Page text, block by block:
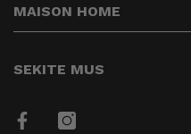
Prekių pristatymas
Prekių grąžinimas
Privatumo politika
Taisyklės
info@maisonhome.lt
+37061313514
MAISON HOME
Kuriame Jūsų namų jaukumą
SEKITE MUS